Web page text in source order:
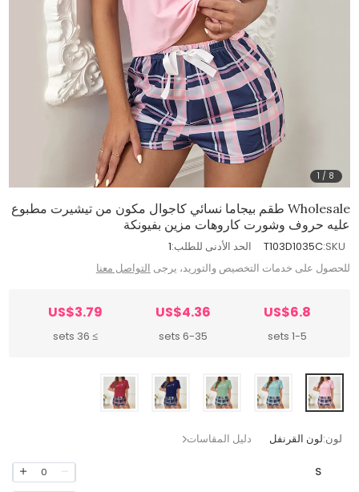
1 / 8
Wholesale طقم بيجاما نسائي كاجوال مكون من تيشيرت مطبوع
عليه حروف وشورت كاروهات مزين بفيونكة
SKU:
T103D1035C الحد الأدنى للطلب:1
للحصول على خدمات التخصيص والتوريد، يرجى التواصل معنا
US$6.8
1-5 sets
US$4.36
6-35 sets
US$3.79
≥ 36 sets
لون:لون القرنفل دليل المقاسات
S
0